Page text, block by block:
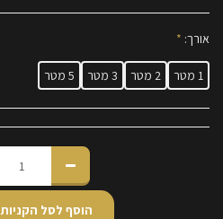
אורך: *
1 מטר 2 מטר 3 מטר 5 מטר
הוסף לסל הקניות